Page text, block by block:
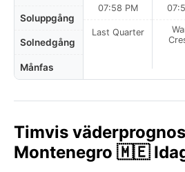
Soluppgång
Solnedgång
Månfas
07:58 PM
Last Quarter
Timvis
Montenegro 🇲🇪